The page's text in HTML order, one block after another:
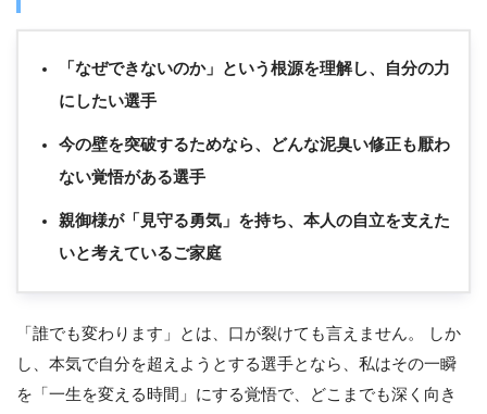
「なぜできないのか」という根源を理解し、自分の力
にしたい選手
今の壁を突破するためなら、どんな泥臭い修正も厭わ
ない覚悟がある選手
親御様が「見守る勇気」を持ち、本人の自立を支えた
いと考えているご家庭
「誰でも変わります」とは、口が裂けても言えません。 しか
し、本気で自分を超えようとする選手となら、私はその一瞬
を「一生を変える時間」にする覚悟で、どこまでも深く向き